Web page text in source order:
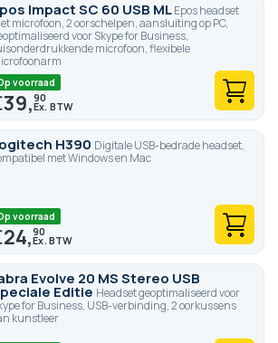
Impact SC 60 USB MLEpos headset
microfoon, 2 oorschelpen, aansluiting op PC,
voor Skype for Business,
microfoon, flexibele
voorraad
39,90
H390 Digitale USB-bedrade headset,
met Windows en Mac
voorraad
24,90
Evolve 20 MS Stereo USB
Editie Headset geoptimaliseerd voor
for Business, USB-verbinding, 2 oorkussens
kunstleer